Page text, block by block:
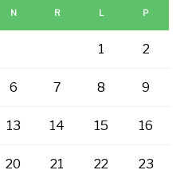
N R L P
1 2
6 7 8 9
13 14 15 16
20 21 22 23